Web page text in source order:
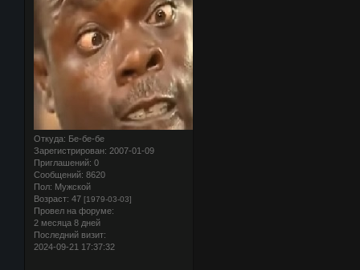
Откуда: Бе-бе-бе
Зарегистрирован: 2007-01-09
Приглашений: 0
Сообщений: 8620
Пол: Мужской
Возраст: 47 [1979-03-03]
Провел на форуме:
2 месяца 8 дней
Последний визит:
2024-09-21 17:37:32